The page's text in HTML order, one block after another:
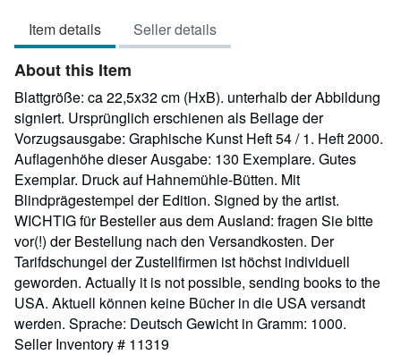
5
Item details Seller details
About this Item
Blattgröße: ca 22,5x32 cm (HxB). unterhalb der Abbildung
signiert. Ursprünglich erschienen als Beilage der
Vorzugsausgabe: Graphische Kunst Heft 54 / 1. Heft 2000.
Auflagenhöhe dieser Ausgabe: 130 Exemplare. Gutes
Exemplar. Druck auf Hahnemühle-Bütten. Mit
Blindprägestempel der Edition. Signed by the artist.
WICHTIG für Besteller aus dem Ausland: fragen Sie bitte
vor(!) der Bestellung nach den Versandkosten. Der
Tarifdschungel der Zustellfirmen ist höchst individuell
geworden. Actually it is not possible, sending books to the
USA. Aktuell können keine Bücher in die USA versandt
werden. Sprache: Deutsch Gewicht in Gramm: 1000.
Seller Inventory # 11319